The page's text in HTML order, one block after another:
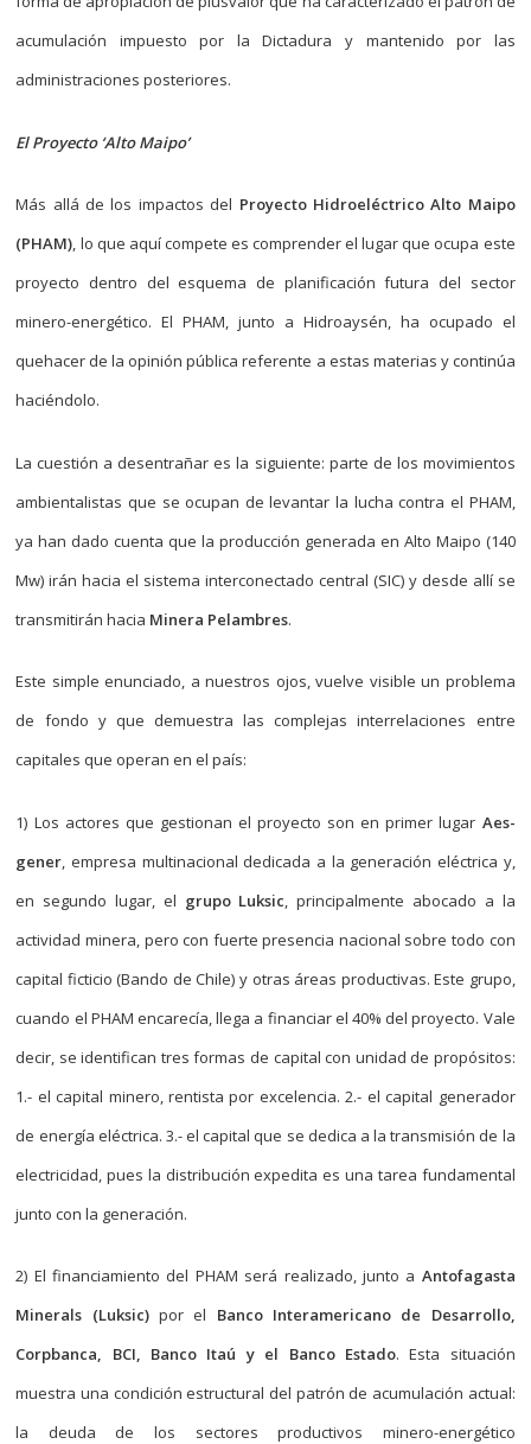
acumulación impuesto por la Dictadura y mantenido por las
administraciones posteriores.
El Proyecto ‘Alto Maipo’
Más allá de los impactos del Proyecto Hidroeléctrico Alto Maipo
(PHAM), lo que aquí compete es comprender el lugar que ocupa este
proyecto dentro del esquema de planificación futura del sector
minero-energético. El PHAM, junto a Hidroaysén, ha ocupado el
quehacer de la opinión pública referente a estas materias y continúa
haciéndolo.
La cuestión a desentrañar es la siguiente: parte de los movimientos
ambientalistas que se ocupan de levantar la lucha contra el PHAM,
ya han dado cuenta que la producción generada en Alto Maipo (140
Mw) irán hacia el sistema interconectado central (SIC) y desde allí se
transmitirán hacia Minera Pelambres.
Este simple enunciado, a nuestros ojos, vuelve visible un problema
de fondo y que demuestra las complejas interrelaciones entre
capitales que operan en el país:
1) Los actores que gestionan el proyecto son en primer lugar Aes-
gener , empresa multinacional dedicada a la generación eléctrica y,
en segundo lugar, el grupo Luksic , principalmente abocado a la
actividad minera, pero con fuerte presencia nacional sobre todo con
capital ficticio (Bando de Chile) y otras áreas productivas. Este grupo,
cuando el PHAM encarecía, llega a financiar el 40% del proyecto. Vale
decir, se identifican tres formas de capital con unidad de propósitos:
1.- el capital minero, rentista por excelencia. 2.- el capital generador
de energía eléctrica. 3.- el capital que se dedica a la transmisión de la
electricidad, pues la distribución expedita es una tarea fundamental
junto con la generación.
2) El financiamiento del PHAM será realizado, junto a Antofagasta
Minerals (Luksic)por el Banco Interamericano de Desarrollo,
Corpbanca, BCI, Banco Itaú y el Banco Estado. Esta situación
muestra una condición estructural del patrón de acumulación actual:
la deuda de los sectores productivos minero-energético